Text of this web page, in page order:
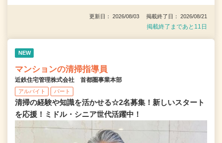
更新日： 2026/08/03 掲載終了日： 2026/08/21
掲載終了まであと11日
NEW
マンションの清掃指導員
近鉄住宅管理株式会社 首都圏事業本部
アルバイト パート
清掃の経験や知識を活かせる☆2名募集！新しいスタート
を応援！ミドル・シニア世代活躍中！